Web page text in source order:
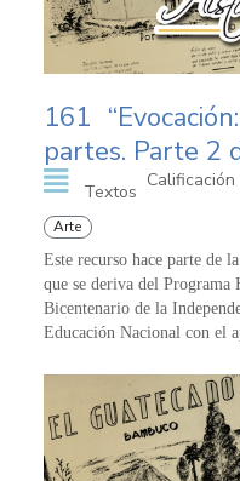
161
partes. Parte 2
Textos
Calificación
Arte
Este recurso hace parte de
que se deriva del
Bicentenario de la
Educación Nacional con el